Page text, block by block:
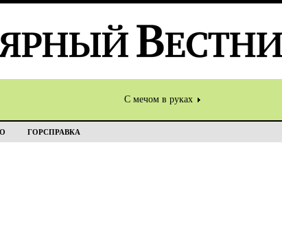
С мечом в руках
ГОРСПРАВКА